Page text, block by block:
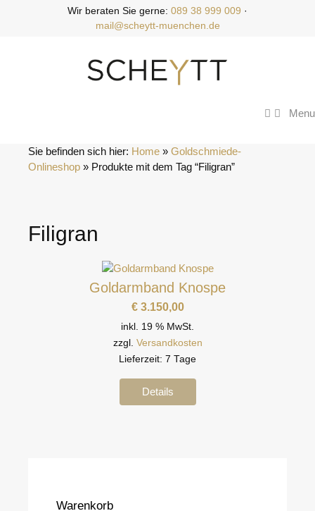
Wir beraten Sie gerne: 089 38 999 009 ·
mail@scheytt-muenchen.de
Menu
Sie befinden sich hier: Home » Goldschmiede-
Onlineshop » Produkte mit dem Tag “Filigran”
Filigran
Goldarmband Knospe
€3.150,00
inkl. 19 % MwSt.
zzgl. Versandkosten
Lieferzeit: 7 Tage
Details
Warenkorb